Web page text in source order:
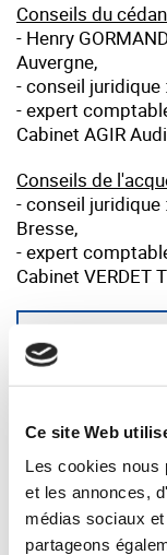
Ce site Web
Les cookies nous
et les annonces,
médias sociaux
partageons
Conseils du
- Henry
Auvergne,
- conseil juridique
- expert
Cabinet AGIR
Conseils de
- conseil juridique
Bresse,
- expert
Cabinet VERDET
Votre
Henri